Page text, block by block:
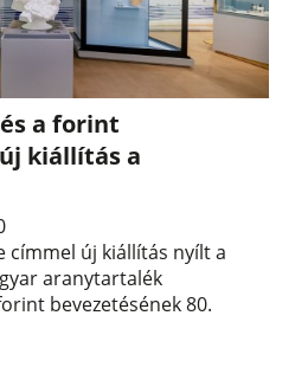
a forint
kiállítás a
címmel új kiállítás nyílt a
aranytartalék
bevezetésének 80.